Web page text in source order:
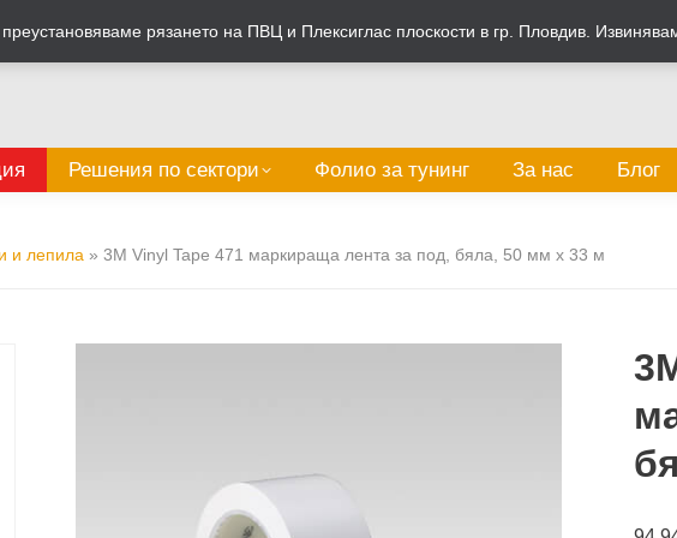
Решения по сектори Фолио за тунинг За нас Блог
и лепила » 3M Vinyl Tape 471 маркираща лента за под, бяла, 50 мм x 33 м
рязането на ПВЦ и Плексиглас плоскости в гр. Пловдив.